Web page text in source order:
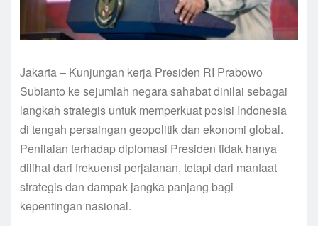
Jakarta – Kunjungan kerja Presiden RI Prabowo
Subianto ke sejumlah negara sahabat dinilai sebagai
langkah strategis untuk memperkuat posisi Indonesia
di tengah persaingan geopolitik dan ekonomi global.
Penilaian terhadap diplomasi Presiden tidak hanya
dilihat dari frekuensi perjalanan, tetapi dari manfaat
strategis dan dampak jangka panjang bagi
kepentingan nasional.